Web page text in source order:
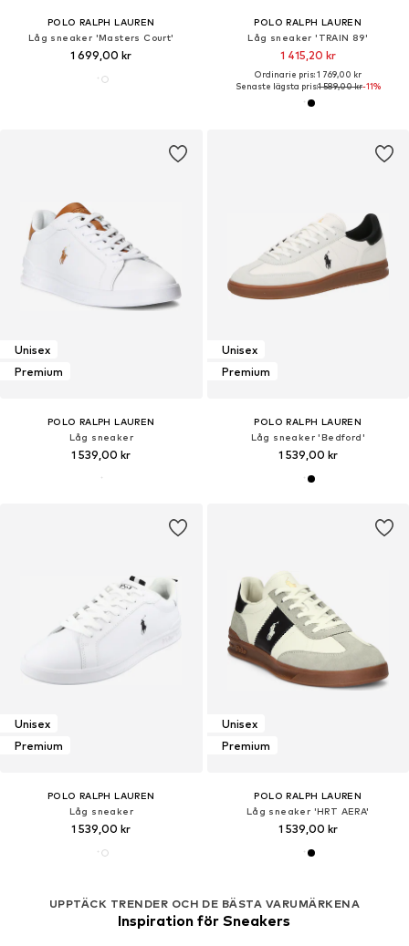
POLO RALPH LAUREN
Låg sneaker 'Masters Court'
1 699,00 kr
POLO RALPH LAUREN
Låg sneaker 'TRAIN 89'
1 415,20 kr
Ordinarie pris: 1 769,00 kr
Senaste lägsta pris:1 589,00 kr-11%
Unisex
Premium
POLO RALPH LAUREN
Låg sneaker
1 539,00 kr
Unisex
Premium
POLO RALPH LAUREN
Låg sneaker 'Bedford'
1 539,00 kr
Unisex
Premium
POLO RALPH LAUREN
Låg sneaker
1 539,00 kr
Unisex
Premium
POLO RALPH LAUREN
Låg sneaker 'HRT AERA'
1 539,00 kr
UPPTÄCK TRENDER OCH DE BÄSTA VARUMÄRKENA
Inspiration för Sneakers